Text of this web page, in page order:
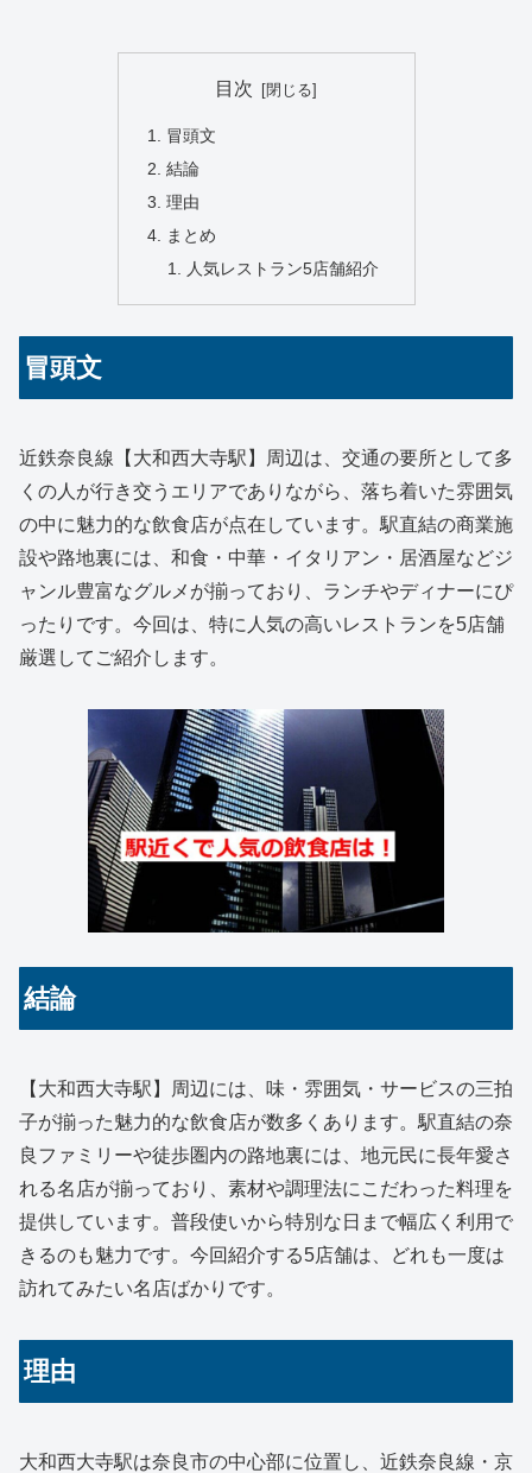
目次
冒頭文
結論
理由
まとめ
人気レストラン5店舗紹介
冒頭文
近鉄奈良線【大和西大寺駅】周辺は、交通の要所として多
くの人が行き交うエリアでありながら、落ち着いた雰囲気
の中に魅力的な飲食店が点在しています。駅直結の商業施
設や路地裏には、和食・中華・イタリアン・居酒屋などジ
ャンル豊富なグルメが揃っており、ランチやディナーにぴ
ったりです。今回は、特に人気の高いレストランを5店舗
厳選してご紹介します。
結論
【大和西大寺駅】周辺には、味・雰囲気・サービスの三拍
子が揃った魅力的な飲食店が数多くあります。駅直結の奈
良ファミリーや徒歩圏内の路地裏には、地元民に長年愛さ
れる名店が揃っており、素材や調理法にこだわった料理を
提供しています。普段使いから特別な日まで幅広く利用で
きるのも魅力です。今回紹介する5店舗は、どれも一度は
訪れてみたい名店ばかりです。
理由
大和西大寺駅は奈良市の中心部に位置し、近鉄奈良線・京